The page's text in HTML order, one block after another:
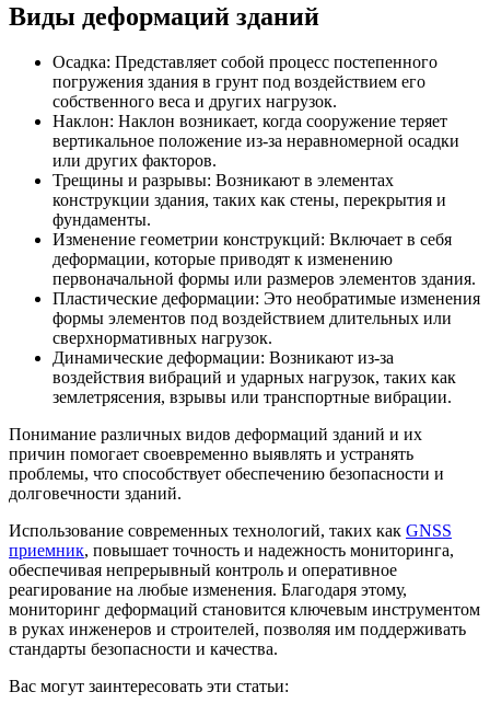
Виды деформаций зданий
Осадка: Представляет собой процесс постепенного
погружения здания в грунт под воздействием его
собственного веса и других нагрузок.
Наклон: Наклон возникает, когда сооружение теряет
вертикальное положение из-за неравномерной осадки
или других факторов.
Трещины и разрывы: Возникают в элементах
конструкции здания, таких как стены, перекрытия и
фундаменты.
Изменение геометрии конструкций: Включает в себя
деформации, которые приводят к изменению
первоначальной формы или размеров элементов здания.
Пластические деформации: Это необратимые изменения
формы элементов под воздействием длительных или
сверхнормативных нагрузок.
Динамические деформации: Возникают из-за
воздействия вибраций и ударных нагрузок, таких как
землетрясения, взрывы или транспортные вибрации.
Понимание различных видов деформаций зданий и их
причин помогает своевременно выявлять и устранять
проблемы, что способствует обеспечению безопасности и
долговечности зданий.
Использование современных технологий, таких как GNSS
приемник, повышает точность и надежность мониторинга,
обеспечивая непрерывный контроль и оперативное
реагирование на любые изменения. Благодаря этому,
мониторинг деформаций становится ключевым инструментом
в руках инженеров и строителей, позволяя им поддерживать
стандарты безопасности и качества.
Вас могут заинтересовать эти статьи: